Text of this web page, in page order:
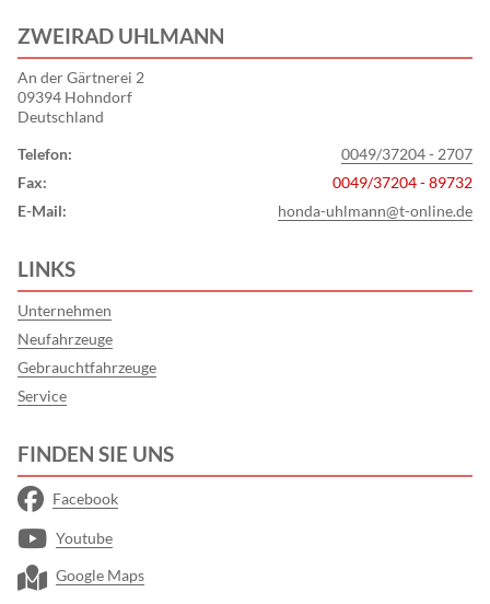
ZWEIRAD UHLMANN
An der Gärtnerei 2
09394 Hohndorf
Deutschland
Telefon:
0049/37204 - 2707
Fax:
0049/37204 - 89732
E-Mail:
honda-uhlmann@t-online.de
LINKS
Unternehmen
Neufahrzeuge
Gebrauchtfahrzeuge
Service
FINDEN SIE UNS
Facebook
Youtube
Google Maps